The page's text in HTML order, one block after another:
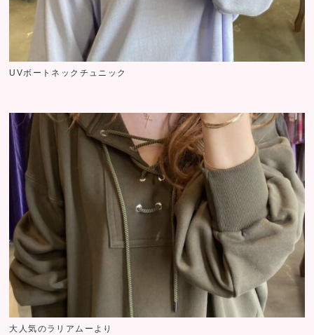
UVボートネックチュニック
大人気のラリアムーより